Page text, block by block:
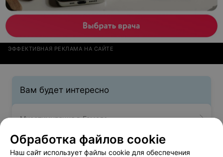
ЭФФЕКТИВНАЯ РЕКЛАМА НА САЙТЕ
Вам будет интересно
Миостимуляция в Гомеле
Прессотерапия в Гомеле
Обработка файлов cookie
Наш сайт использует файлы cookie для обеспечения